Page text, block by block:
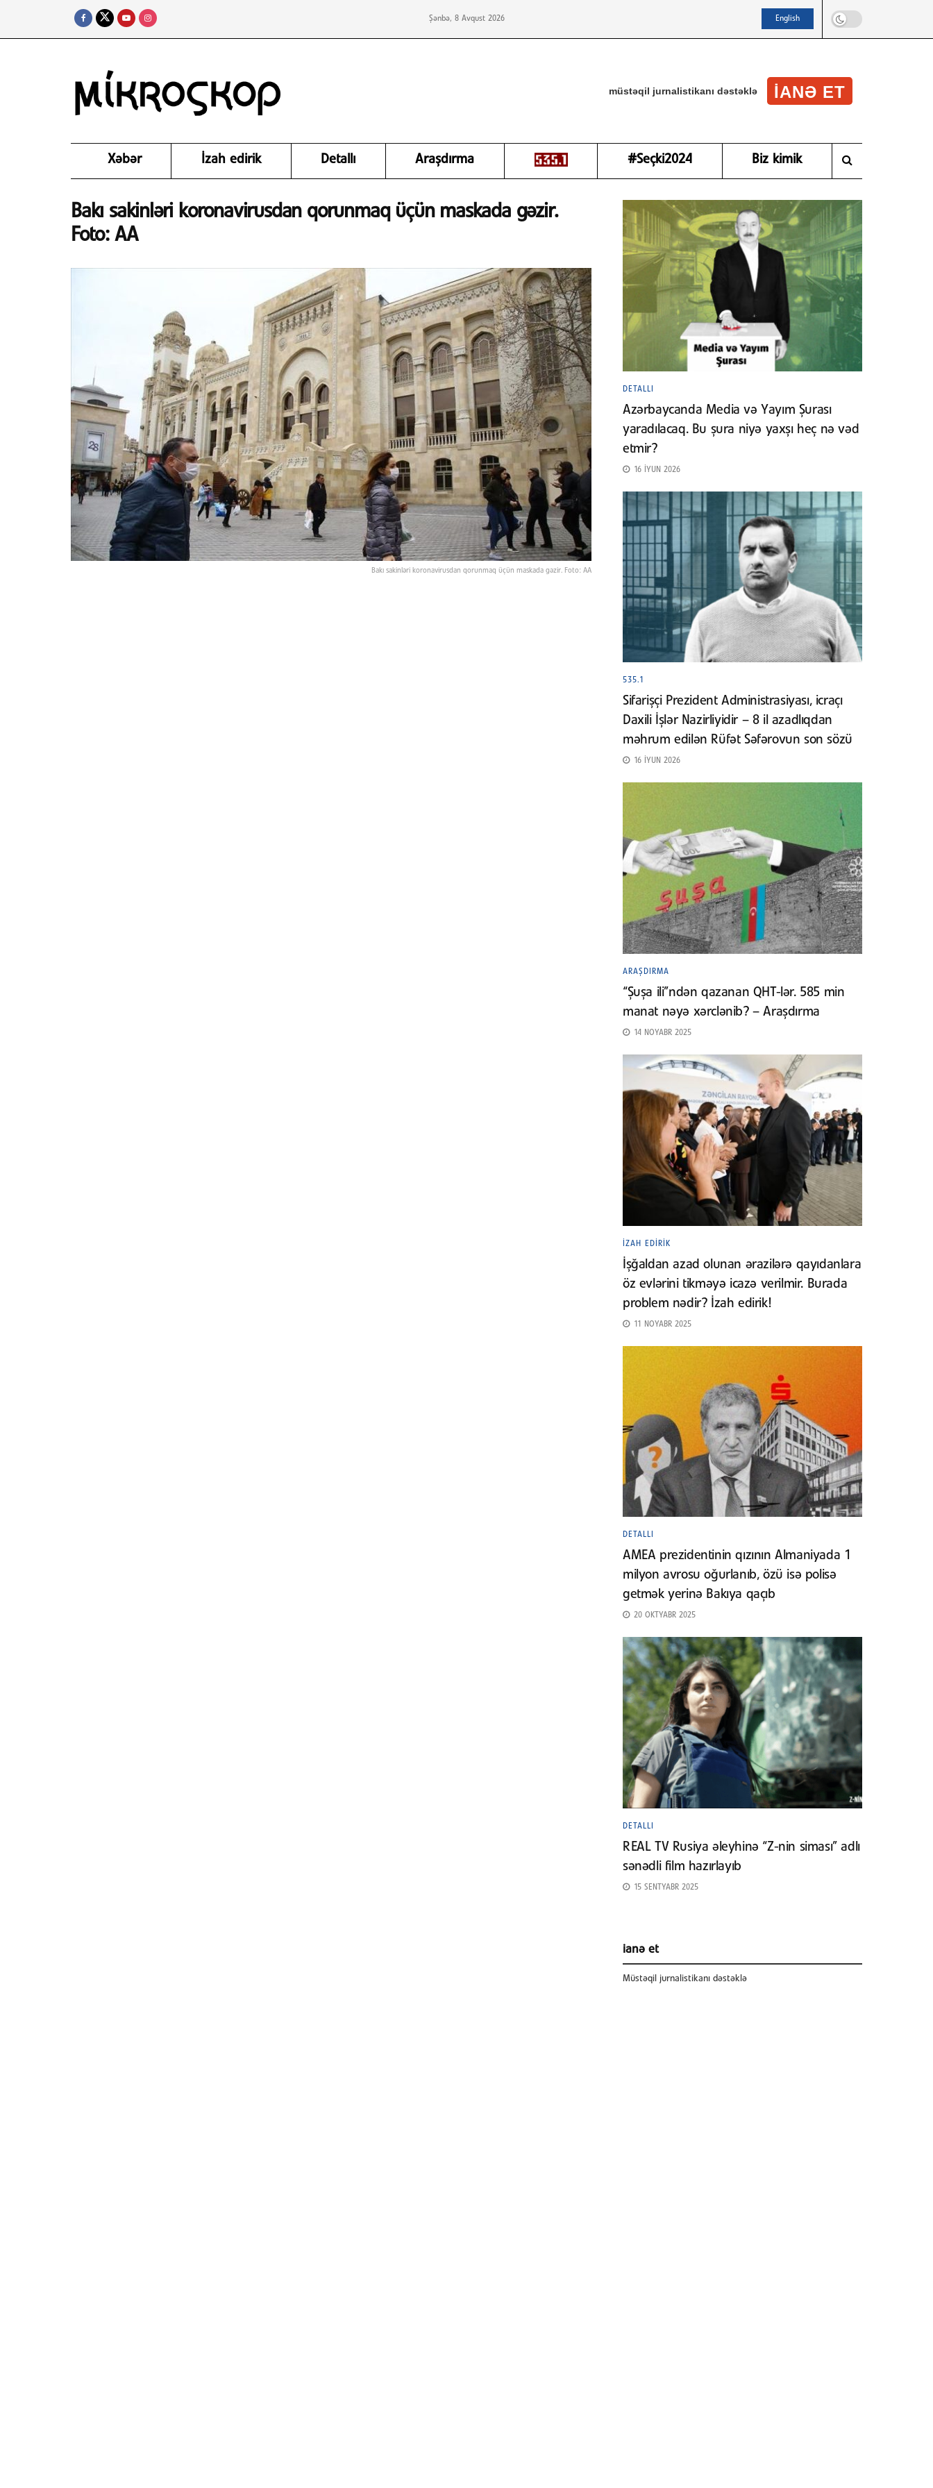
Şənbə, 8 Avqust 2026 English
müstəqil jurnalistikanı dəstəklə IANƏ ET
Xəbər İzah edirik Detallı Araşdırma #Seçki2024 Biz kimik
Bakı sakinləri koronavirusdan qorunmaq üçün maskada gəzir.
Foto: AA
Bakı sakinləri koronavirusdan qorunmaq üçün maskada gəzir. Foto: AA
DETALLI
Azərbaycanda Media və Yayım Şurası
yaradılacaq. Bu şura niyə yaxşı heç nə vəd
etmir?
16 İYUN 2026
535.1
Sifarişçi Prezident Administrasiyası, icraçı
Daxili İşlər Nazirliyidir – 8 il azadlıqdan
məhrum edilən Rüfət Səfərovun son sözü
16 İYUN 2026
ARAŞDIRMA
“Şuşa ili”ndən qazanan QHT-lər. 585 min
manat nəyə xərclənib? – Araşdırma
14 NOYABR 2025
İZAH EDIRIK
İşğaldan azad olunan ərazilərə qayıdanlara
öz evlərini tikməyə icazə verilmir. Burada
problem nədir? İzah edirik!
11 NOYABR 2025
DETALLI
AMEA prezidentinin qızının Almaniyada 1
milyon avrosu oğurlanıb, özü isə polisə
getmək yerinə Bakıya qaçıb
20 OKTYABR 2025
DETALLI
REAL TV Rusiya əleyhinə “Z-nin siması” adlı
sənədli film hazırlayıb
15 SENTYABR 2025
ianə et
Müstəqil jurnalistikanı dəstəklə